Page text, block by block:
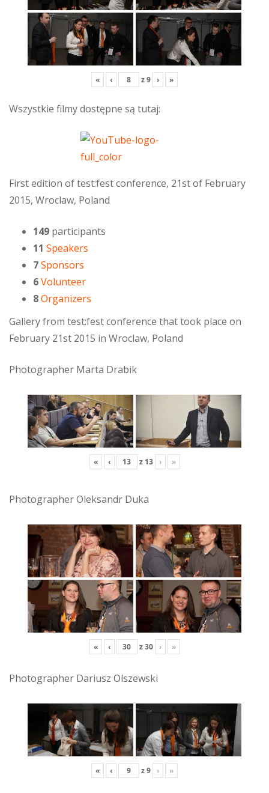
« ‹ z9 › »
Wszystkie filmy dostępne są tutaj:
First edition of test:fest conference, 21st of February
2015, Wroclaw, Poland
149 participants
11 Speakers
7Sponsors
6Volunteer
8Organizers
Gallery from test:fest conference that took place on
February 21st 2015 in Wroclaw, Poland
Photographer Marta Drabik
« ‹ z 13 › »
Photographer Oleksandr Duka
« ‹ z30 › »
Photographer Dariusz Olszewski
« ‹ z9 › »